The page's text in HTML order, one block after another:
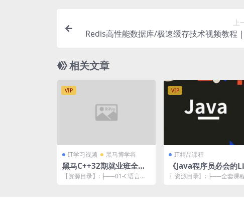
上
Redis高性能数据库/极速缓存技术视频教程 |
相关文章
VIP
IT学习视频 黑马博学谷
黑马C++32期就业班全套
教程+资料
【资源目录】: ├──01-C语言基
VIP
IT精品课程
《Java程序员必会的
x》课程2022
〖资源目录〗: ├──全套课